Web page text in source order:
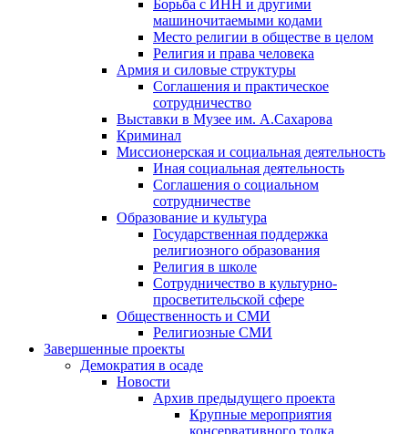
Борьба с ИНН и другими
машиночитаемыми кодами
Место религии в обществе в целом
Религия и права человека
Армия и силовые структуры
Соглашения и практическое
сотрудничество
Выставки в Музее им. А.Сахарова
Криминал
Миссионерская и социальная деятельность
Иная социальная деятельность
Соглашения о социальном
сотрудничестве
Образование и культура
Государственная поддержка
религиозного образования
Религия в школе
Сотрудничество в культурно-
просветительской сфере
Общественность и СМИ
Религиозные СМИ
Завершенные проекты
Демократия в осаде
Новости
Архив предыдущего проекта
Крупные мероприятия
консервативного толка